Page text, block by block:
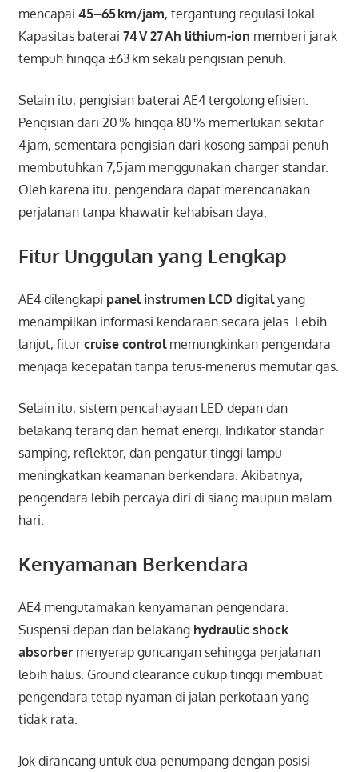
mencapai 45–65 km/jam, tergantung regulasi lokal.
Kapasitas baterai 74 V 27 Ah lithium-ion memberi jarak
tempuh hingga ±63 km sekali pengisian penuh.
Selain itu, pengisian baterai AE4 tergolong efisien.
Pengisian dari 20 % hingga 80 % memerlukan sekitar
4 jam, sementara pengisian dari kosong sampai penuh
membutuhkan 7,5 jam menggunakan charger standar.
Oleh karena itu, pengendara dapat merencanakan
perjalanan tanpa khawatir kehabisan daya.
Fitur Unggulan yang Lengkap
AE4 dilengkapi panel instrumen LCD digitalyang
menampilkan informasi kendaraan secara jelas. Lebih
lanjut, fitur cruise controlmemungkinkan pengendara
menjaga kecepatan tanpa terus-menerus memutar gas.
Selain itu, sistem pencahayaan LED depan dan
belakang terang dan hemat energi. Indikator standar
samping, reflektor, dan pengatur tinggi lampu
meningkatkan keamanan berkendara. Akibatnya,
pengendara lebih percaya diri di siang maupun malam
hari.
Kenyamanan Berkendara
AE4 mengutamakan kenyamanan pengendara.
Suspensi depan dan belakang hydraulic shock
absorbermenyerap guncangan sehingga perjalanan
lebih halus. Ground clearance cukup tinggi membuat
pengendara tetap nyaman di jalan perkotaan yang
tidak rata.
Jok dirancang untuk dua penumpang dengan posisi